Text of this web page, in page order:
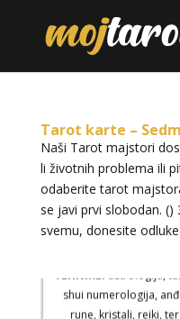
Tarot karte –
Naši Tarot majstori
li životnih problema ili
odaberite tarot
se javi prvi slobodan.
svemu, donesite
Tarot
shui numerologija,
rune, kristali, reiki,